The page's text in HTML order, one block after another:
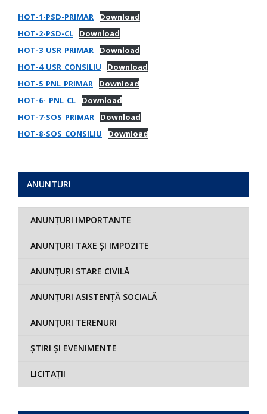
HOT-1-PSD-PRIMAR
Download
HOT-2-PSD-CL
Download
HOT-3_USR_PRIMAR
Download
HOT-4_USR_CONSILIU
Download
HOT-5_PNL_PRIMAR
Download
HOT-6-_PNL_CL
Download
HOT-7-SOS_PRIMAR
Download
HOT-8-SOS_CONSILIU
Download
ANUNTURI
ANUNȚURI IMPORTANTE
ANUNȚURI TAXE ȘI IMPOZITE
ANUNȚURI STARE CIVILĂ
ANUNȚURI ASISTENȚĂ SOCIALĂ
ANUNȚURI TERENURI
ȘTIRI ȘI EVENIMENTE
LICITAȚII